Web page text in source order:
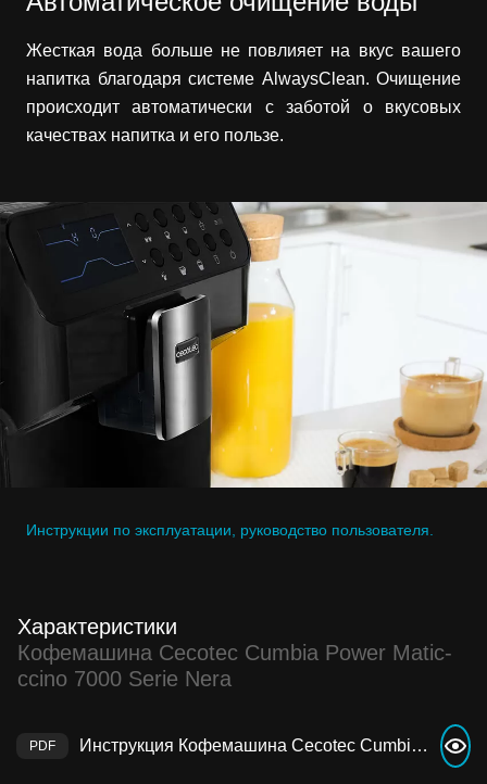
Жесткая вода больше не повлияет на вкус вашего
напитка благодаря системе AlwaysClean. Очищение
происходит автоматически с заботой о вкусовых
качествах напитка и его пользе.
Инструкции по эксплуатации, руководство пользователя.
Характеристики
Кофемашина Cecotec Cumbia Power Matic-
ccino 7000 Serie Nera
Инструкция Кофемашина Cecotec Cumbia Power Matic-ccino 7000 Serie Nera